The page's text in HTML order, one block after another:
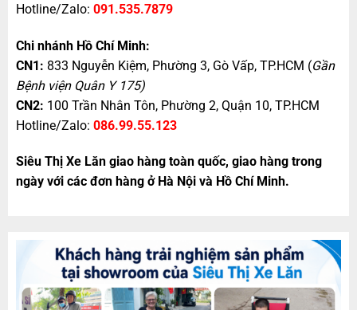
Hotline/Zalo: 091.535.7879
Chi nhánh Hồ Chí Minh:
CN1: 833 Nguyễn Kiệm, Phường 3, Gò Vấp, TP.HCM (Gần
Bệnh viện Quân Y 175)
CN2: 100 Trần Nhân Tôn, Phường 2, Quận 10, TP.HCM
Hotline/Zalo: 086.99.55.123
Siêu Thị Xe Lăn giao hàng toàn quốc, giao hàng trong
ngày với các đơn hàng ở Hà Nội và Hồ Chí Minh.